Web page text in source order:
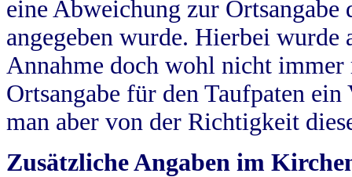
eine Abweichung zur
angegeben wurde. Hierbei wurde
Annahme doch wohl nicht
Ortsangabe für den Taufpaten
man aber von der Richtigkeit
Zusätzliche Angaben im